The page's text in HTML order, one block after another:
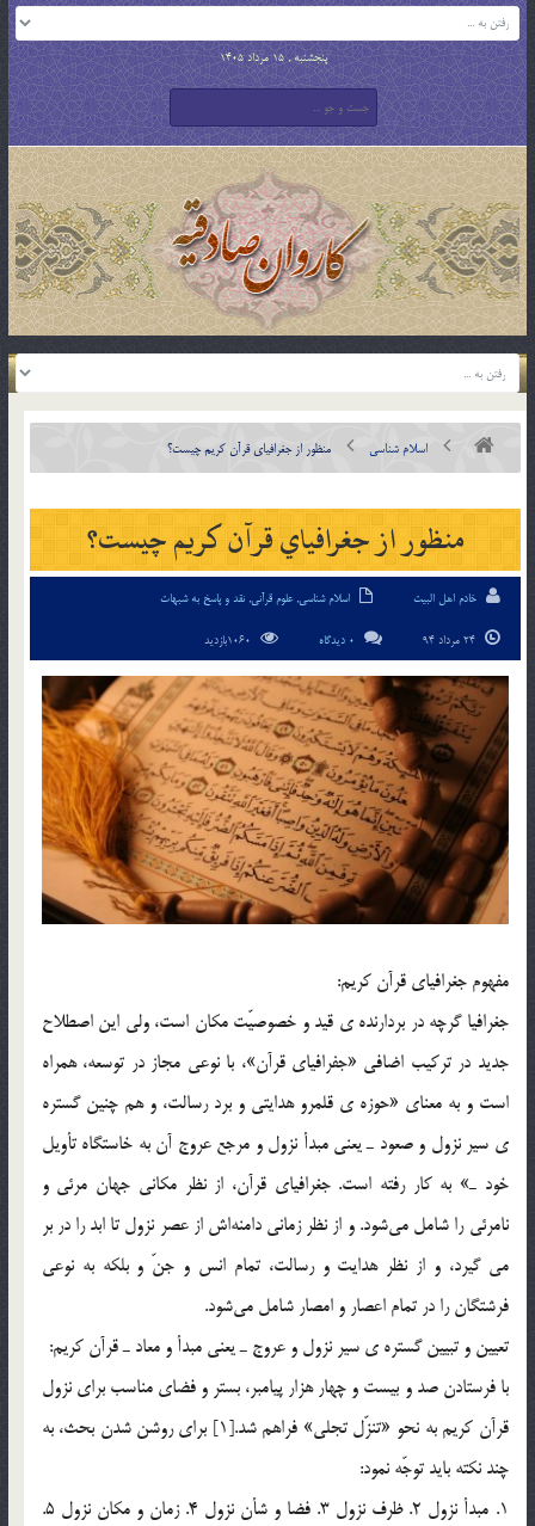
پنجشنبه , 15 مرداد 1405
اسلام شناسی منظور از جغرافياي قرآن كريم چيست؟
منظور از جغرافياي قرآن كريم چيست؟
خادم اهل البیت اسلام شناسی,علوم قرآنی, نقد و پاسخ به شبهات
0 دیدگاه
مفهوم جغرافياي قرآن كريم:
جغرافيا گرچه در بردارنده ي قيد و خصوصيّت مكان است، ولي اين اصطلاح
جديد در تركيب اضافي «جفرافياي قرآن»، با نوعي مجاز در توسعه، همراه
است و به معناي «حوزه ي قلمرو هدايتي و برد رسالت، و هم چنين گستره
ي سير نزول و صعود ـ يعني مبدأ نزول و مرجع عروج آن به خاستگاه تأويل
خود ـ» به كار رفته است. جغرافياي قرآن، از نظر مكاني جهان مرئي و
نامرئي را شامل مي‎شود. و از نظر زماني دامنه‎اش از عصر نزول تا ابد را در بر
مي گيرد، و از نظر هدايت و رسالت، تمام انس و جنّ و بلكه به نوعي
فرشتگان را در تمام اعصار و امصار شامل مي‎شود.
تعيين و تبيين گستره ي سير نزول و عروج ـ يعني مبدأ و معاد ـ قرآن كريم:
با فرستادن صد و بيست و چهار هزار پيامبر، بستر و فضاي مناسب براي نزول
قرآن كريم به نحو «تنزّل تجلي» فراهم شد.[1] براي روشن شدن بحث، به
چند نكته بايد توجّه نمود:
1. مبدأ نزول 2. ظرف نزول 3. فضا و شأن نزول 4. زمان و مكان نزول 5.